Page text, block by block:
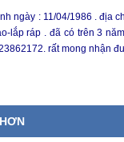
ngày : 11/04/1986 . địa
lắp ráp . đã có trên 3
rất mong nhận